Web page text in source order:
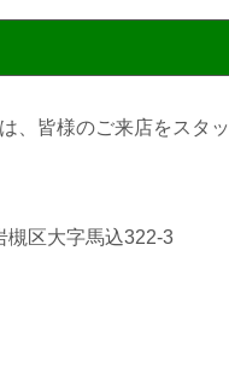
、皆様のご来店をスタ
槻区大字馬込322-3